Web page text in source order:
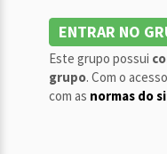
ENTRAR NO
Este grupo possui
grupo. Com o
com as normas do